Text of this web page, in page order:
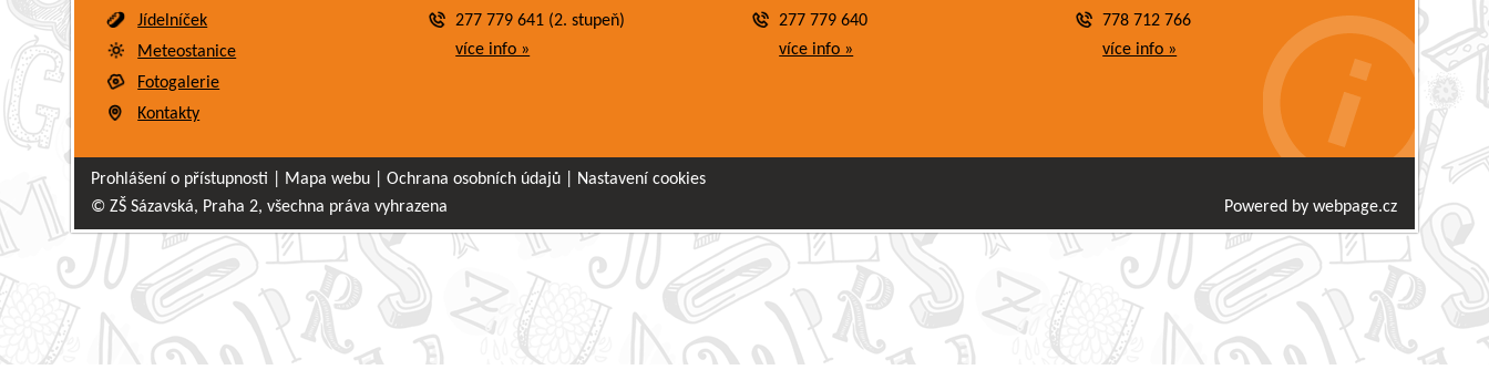
Jídelníček
Meteostanice
Fotogalerie
Kontakty
277 779 641 (2. stupeň)
více info »
277 779 640
více info »
778 712 766
více info »
Prohlášení o přístupnosti Mapa webu |Ochrana osobních údajů
Nastavení cookies
© ZŠ Sázavská, Praha 2, všechna práva vyhrazena
Powered by webpage.cz